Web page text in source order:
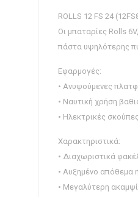
ROLLS 12 FS 24
Οι μπαταρίες Rolls
πάστα υψηλότερης
Εφαρμογές:
• Ανυψούμενες
• Ναυτική χρήση
• Ηλεκτρικές
Χαρακτηριστικά:
• Διαχωριστικά
• Αυξημένο απόθεμα
• Μεγαλύτερη